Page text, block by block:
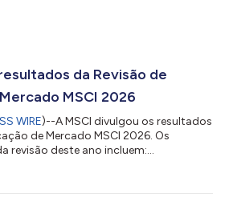
da Revisão de
MSCI 2026
WIRE)--A MSCI divulgou os resultados
de Mercado MSCI 2026. Os
revisão deste ano incluem:
e a negociação coordenada nos